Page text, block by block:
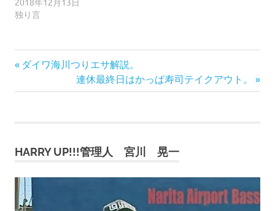
独り言
投
稿
ビ
ー
前
記
ダイワ海川つりエサ解説。
次
の
連休最終日はかっぱ寿司テイクアウト。
HARRY UP!!!管理人 宮川 晃一